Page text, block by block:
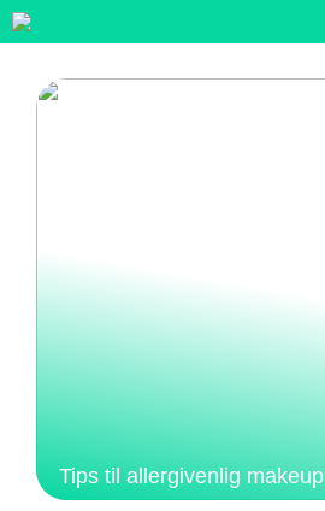
Tips til allergivenlig makeup